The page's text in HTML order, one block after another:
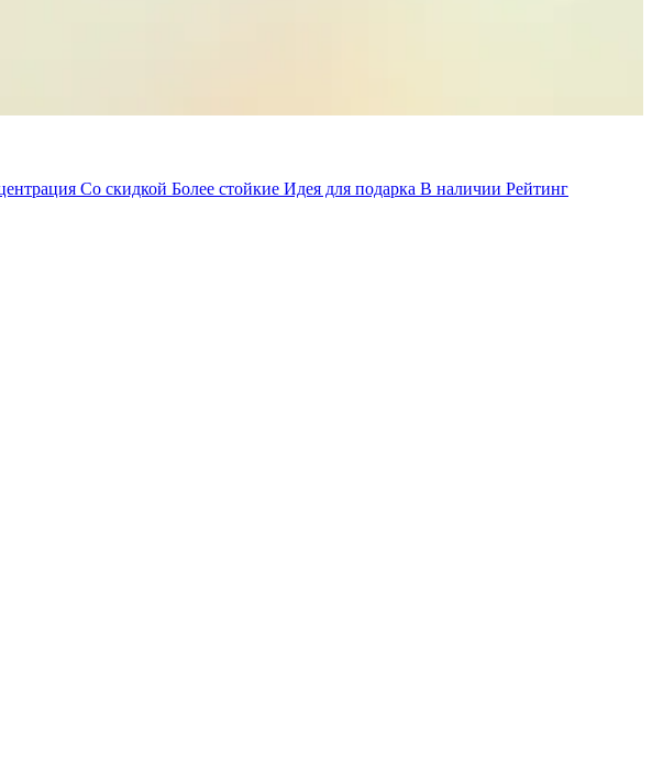
Со скидкой Более стойкие Идея для подарка В наличии Рейтинг